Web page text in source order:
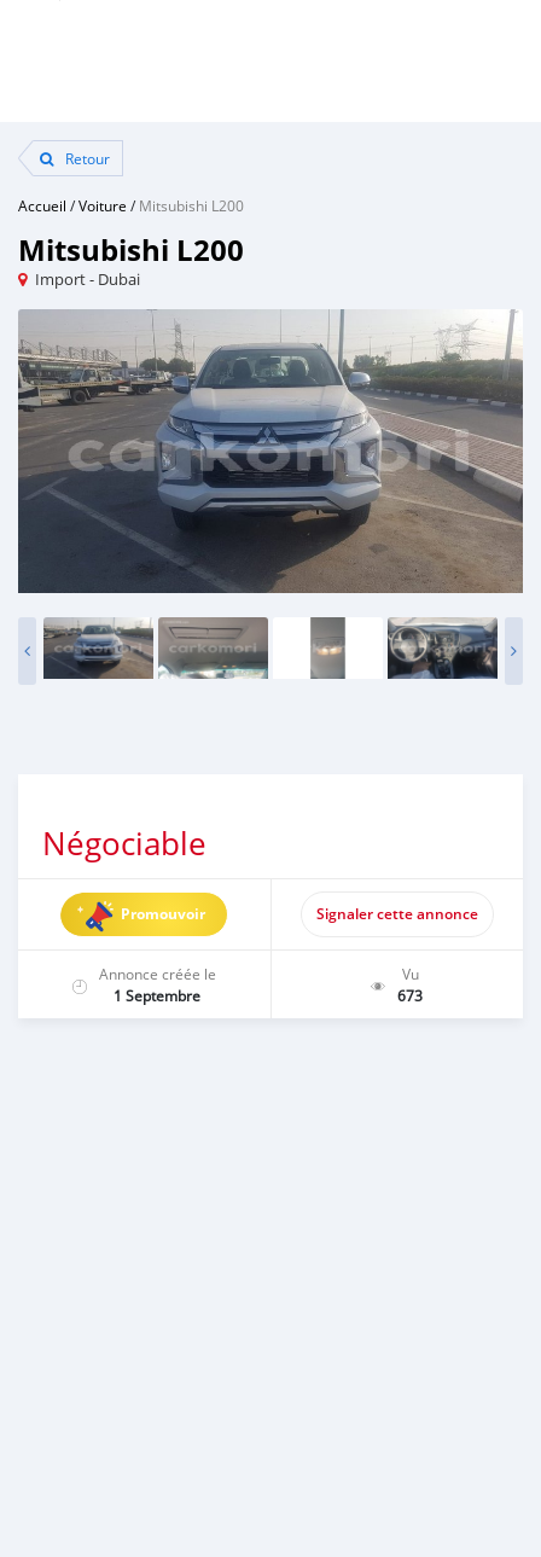
Retour
Accueil /Voiture /Mitsubishi L200
Mitsubishi L200
Import - Dubai
Négociable
Promouvoir Signaler cette annonce
Annonce créée le
1 Septembre
Vu
673